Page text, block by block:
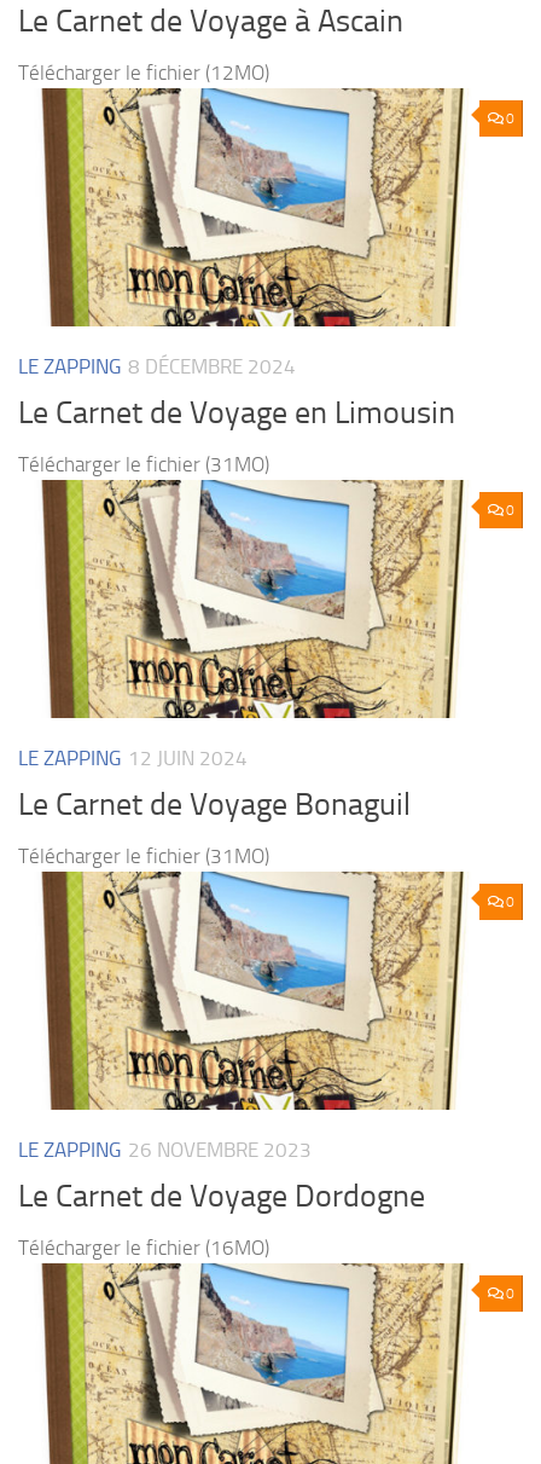
Le Carnet de Voyage à Ascain
Télécharger le fichier (12MO)
0
LE ZAPPING 8 DÉCEMBRE 2024
Le Carnet de Voyage en Limousin
Télécharger le fichier (31MO)
0
LE ZAPPING 12 JUIN 2024
Le Carnet de Voyage Bonaguil
Télécharger le fichier (31MO)
0
LE ZAPPING 26 NOVEMBRE 2023
Le Carnet de Voyage Dordogne
Télécharger le fichier (16MO)
0